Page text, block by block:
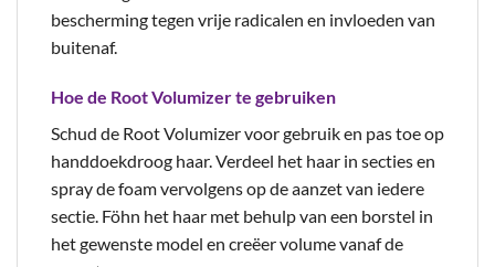
bescherming tegen vrije radicalen en invloeden van
buitenaf.
Hoe de Root Volumizer te gebruiken
Schud de Root Volumizer voor gebruik en pas toe op
handdoekdroog haar. Verdeel het haar in secties en
spray de foam vervolgens op de aanzet van iedere
sectie. Föhn het haar met behulp van een borstel in
het gewenste model en creëer volume vanaf de